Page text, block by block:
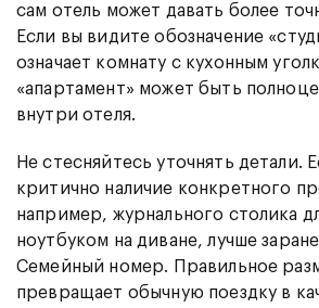
сам отель может давать более
Если вы видите обозначение
означает комнату с кухонным
«апартамент» может быть
внутри отеля.
Не стесняйтесь уточнять детали.
критично наличие конкретного
например, журнального столика
ноутбуком на диване, лучше
Семейный номер. Правильное
превращает обычную поездку в